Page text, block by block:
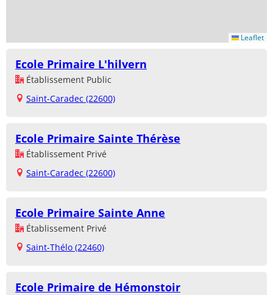
Leaflet
Ecole Primaire L'hilvern
Établissement Public
Saint-Caradec (22600)
Ecole Primaire Sainte Thérèse
Établissement Privé
Saint-Caradec (22600)
Ecole Primaire Sainte Anne
Établissement Privé
Saint-Thélo (22460)
Ecole Primaire de Hémonstoir